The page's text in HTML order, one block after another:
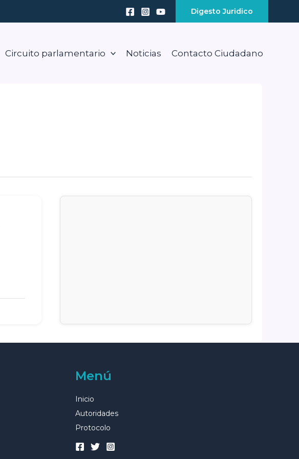
Digesto Juridico
Circuito parlamentario Noticias Contacto Ciudadano
Menú
Inicio
Autoridades
Protocolo